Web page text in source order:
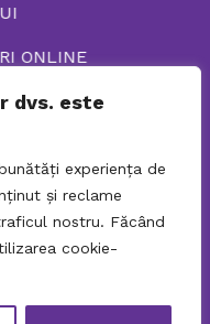
dvs. este
experiența de
și reclame
nostru. Făcând
cookie-
ONLINE
Sociala si
Toate drepturile